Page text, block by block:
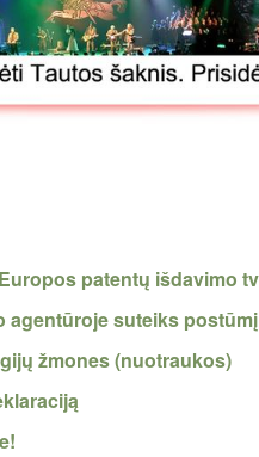
patentų išdavimo
suteiks
žmones (nuotraukos)